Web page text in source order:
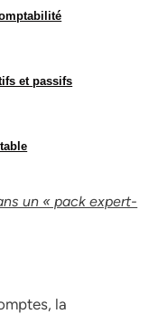
et passifs
un « pack expert-
la